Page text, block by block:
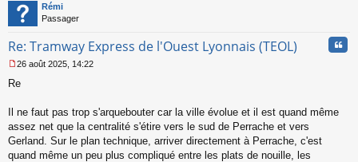
Rémi
Passager
Re: Tramway Express de l'Ouest Lyonnais (TEOL)
e
s
g
e
n
26 août 2025, 14:22
Re
Il ne faut pas trop s'arquebouter car la ville évolue et il est quand même
assez net que la centralité s'étire vers le sud de Perrache et vers
Gerland. Sur le plan technique, arriver directement à Perrache, c'est
quand même un peu plus compliqué entre les plats de nouille, les